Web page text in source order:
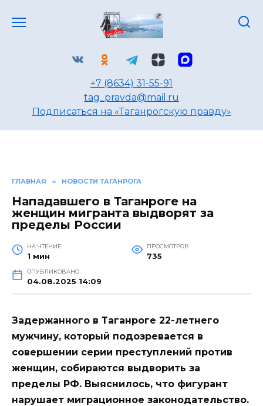
+7 (8634) 31-55-91
tag_pravda@mail.ru
Подписаться на «Таганрогскую правду»
ГЛАВНАЯ » НОВОСТИ ТАГАНРОГА
Нападавшего в Таганроге на
женщин мигранта выдворят за
пределы России
НА ЧТЕНИЕ
1 мин
ПРОСМОТРОВ
735
ОПУБЛИКОВАНО
04.08.2025 14:09
Задержанного в Таганроге 22-летнего
мужчину, который подозревается в
совершении серии преступлений против
женщин, собираются выдворить за
пределы РФ. Выяснилось, что фигурант
нарушает миграционное законодательство.